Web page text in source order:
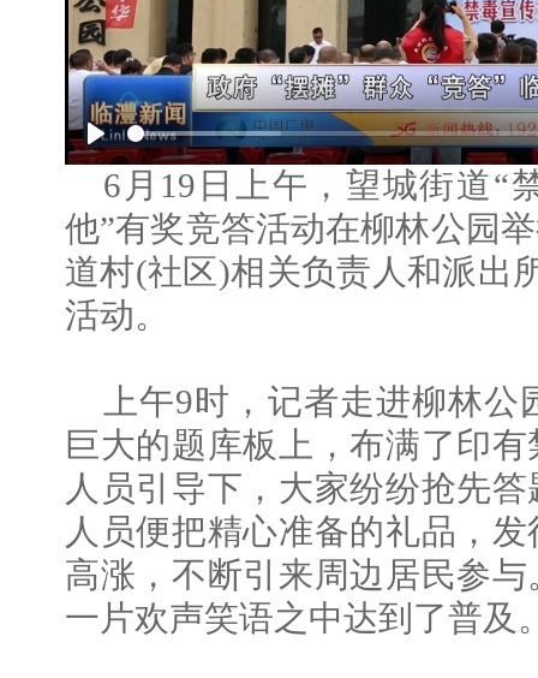
Play
6月19日上午，望城街道“
他”有奖竞答活动在柳林公园
道村(社区)相关负责人和派出
活动。
上午9时，记者走进柳林
巨大的题库板上，布满了印
人员引导下，大家纷纷抢先
人员便把精心准备的礼品，
高涨，不断引来周边居民参
一片欢声笑语之中达到了普及